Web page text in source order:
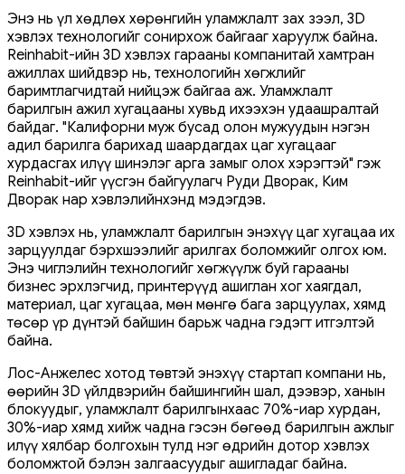
Энэ нь үл хөдлөх хөрөнгийн уламжлалт зах зээл, 3D
хэвлэх технологийг сонирхож байгааг харуулж байна.
Reinhabit-ийн 3D хэвлэх гарааны компанитай хамтран
ажиллах шийдвэр нь, технологийн хөгжлийг
баримтлагчидтай нийцэж байгаа аж. Уламжлалт
барилгын ажил хугацааны хувьд ихээхэн удаашралтай
байдаг. "Калифорни муж бусад олон мужуудын нэгэн
адил барилга барихад шаардагдах цаг хугацааг
хурдасгах илүү шинэлэг арга замыг олох хэрэгтэй" гэж
Reinhabit-ийг үүсгэн байгуулагч Руди Дворак, Ким
Дворак нар хэвлэлийнхэнд мэдэгдэв.
3D хэвлэх нь, уламжлалт барилгын энэхүү цаг хугацаа их
зарцуулдаг бэрхшээлийг арилгах боломжийг олгох юм.
Энэ чиглэлийн технологийг хөгжүүлж буй гарааны
бизнес эрхлэгчид, принтерүүд ашиглан хог хаягдал,
материал, цаг хугацаа, мөн мөнгө бага зарцуулах, хямд
төсөр үр дүнтэй байшин барьж чадна гэдэгт итгэлтэй
байна.
Лос-Анжелес хотод төвтэй энэхүү стартап компани нь,
өөрийн 3D үйлдвэрийн байшингийн шал, дээвэр, ханын
блокуудыг, уламжлалт барилгынхаас 70%-иар хурдан,
30%-иар хямд хийж чадна гэсэн бөгөөд барилгын ажлыг
илүү хялбар болгохын тулд нэг өдрийн дотор хэвлэх
боломжтой бэлэн залгаасуудыг ашигладаг байна.